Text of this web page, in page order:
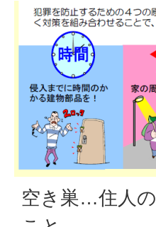
空き巣…住人の